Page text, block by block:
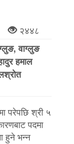
२४४८
वाग्लुङ
हमाल
परेपछि श्री ५
पदमा
हुने भन्न